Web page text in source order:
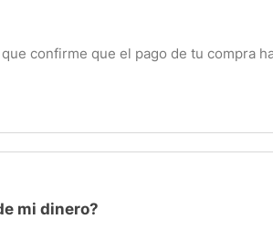
confirme que el pago de tu compra
mi dinero?